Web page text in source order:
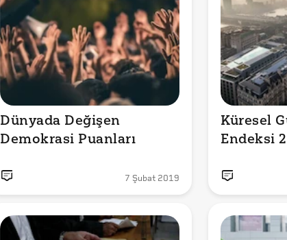
Dünyada Değişen
Demokrasi Puanları
7 Şubat 2019
Küresel
Endeksi